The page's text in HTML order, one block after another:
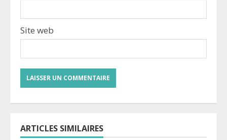
Site web
ARTICLES SIMILAIRES